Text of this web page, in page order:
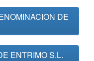
DE
ENTRIMO S.L.